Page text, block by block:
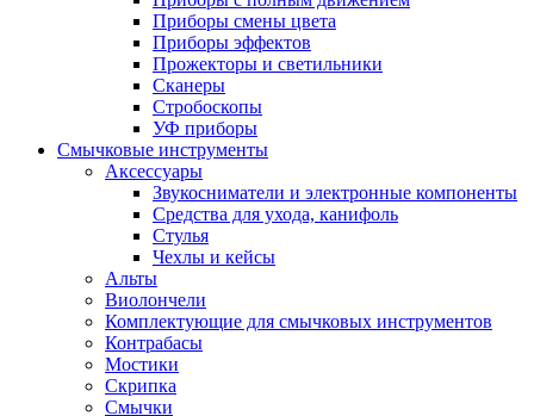
Приборы смены цвета
Приборы эффектов
Прожекторы и светильники
Сканеры
Стробоскопы
УФ приборы
Смычковые инструменты
Аксессуары
Звукосниматели и электронные компоненты
Средства для ухода, канифоль
Стулья
Чехлы и кейсы
Альты
Виолончели
Комплектующие для смычковых инструментов
Контрабасы
Мостики
Скрипка
Смычки